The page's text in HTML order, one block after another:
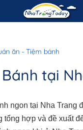
ăn - Tiệm bánh
tại
ngon tại Nha Trang
tổng hợp và đề xuất